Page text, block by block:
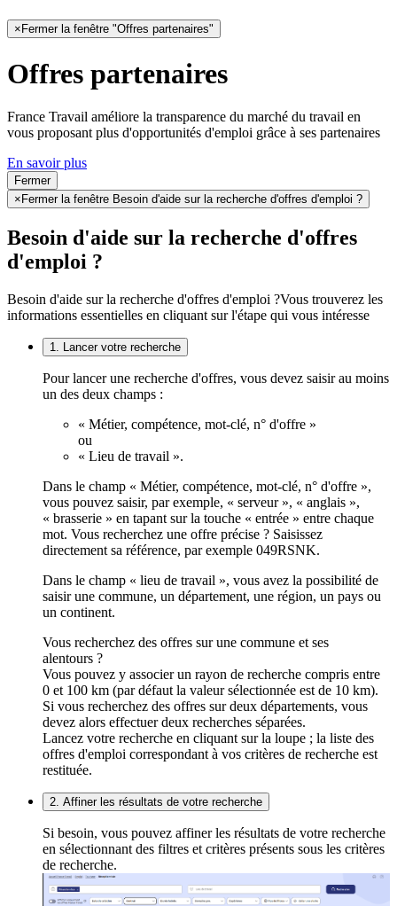
× Fermer la fenêtre "Offres partenaires"
Offres partenaires
France Travail améliore la transparence du marché du travail en
vous proposant plus d'opportunités d'emploi grâce à ses partenaires
En savoir plus
Fermer
× Fermer la fenêtre Besoin d'aide sur la recherche d'offres d'emploi ?
Besoin d'aide sur la recherche d'offres
d'emploi ?
Besoin d'aide sur la recherche d'offres d'emploi ?Vous trouverez les
informations essentielles en cliquant sur l'étape qui vous intéresse
1. Lancer votre recherche
Pour lancer une recherche d'offres, vous devez saisir au moins
un des deux champs :
« Métier, compétence, mot-clé, n° d'offre »
ou
« Lieu de travail ».
Dans le champ « Métier, compétence, mot-clé, n° d'offre »,
vous pouvez saisir, par exemple, « serveur », « anglais »,
« brasserie » en tapant sur la touche « entrée » entre chaque
mot. Vous recherchez une offre précise ? Saisissez
directement sa référence, par exemple 049RSNK.
Dans le champ « lieu de travail », vous avez la possibilité de
saisir une commune, un département, une région, un pays ou
un continent.
Vous recherchez des offres sur une commune et ses
alentours ?
Vous pouvez y associer un rayon de recherche compris entre
0 et 100 km (par défaut la valeur sélectionnée est de 10 km).
Si vous recherchez des offres sur deux départements, vous
devez alors effectuer deux recherches séparées.
Lancez votre recherche en cliquant sur la loupe ; la liste des
offres d'emploi correspondant à vos critères de recherche est
restituée.
2. Affiner les résultats de votre recherche
Si besoin, vous pouvez affiner les résultats de votre recherche
en sélectionnant des filtres et critères présents sous les critères
de recherche.